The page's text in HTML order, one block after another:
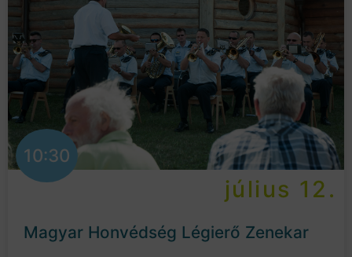
10:30
július 12.
Magyar Honvédség Légierő Zenekar